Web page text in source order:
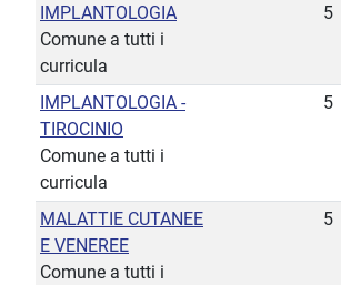
IMPLANTOLOGIA
Comune a tutti i
curricula
5
IMPLANTOLOGIA -
TIROCINIO
Comune a tutti i
curricula
5
MALATTIE CUTANEE
E VENEREE
Comune a tutti i
5